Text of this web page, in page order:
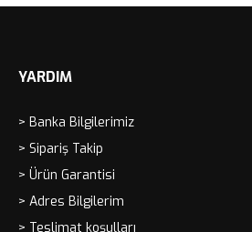
YARDIM
> Banka Bilgilerimiz
> Sipariş Takip
> Ürün Garantisi
> Adres Bilgilerim
> Teslimat koşulları